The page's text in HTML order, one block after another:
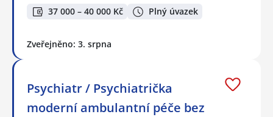
37 000 – 40 000 Kč Plný úvazek
Zveřejněno: 3. srpna
Psychiatr / Psychiatrička
moderní ambulantní péče bez